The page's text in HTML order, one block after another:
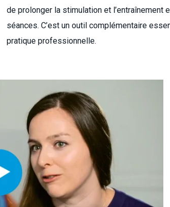
de prolonger la stimulation et l’entraînement
séances. C’est un outil complémentaire
pratique professionnelle.